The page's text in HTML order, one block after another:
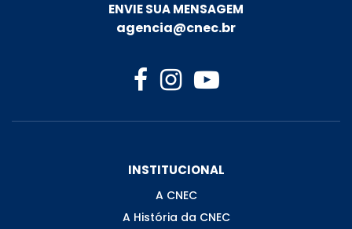
ENVIE SUA MENSAGEM
agencia@cnec.br
INSTITUCIONAL
A CNEC
A História da CNEC